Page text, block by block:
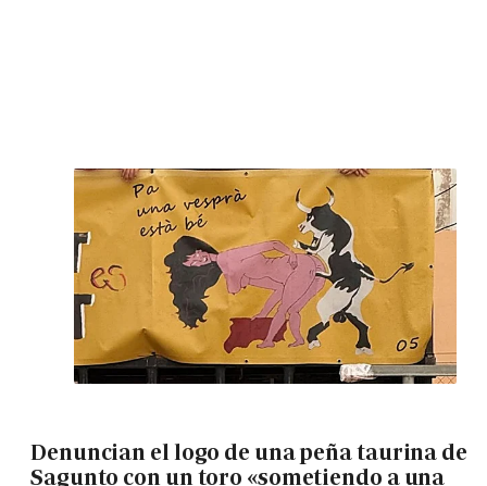
Denuncian el logo de una peña taurina de
Sagunto con un toro «sometiendo a una